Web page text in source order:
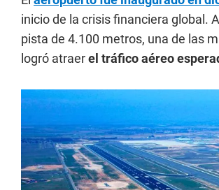
inicio de la crisis financiera global.
pista de 4.100 metros, una de las
logró atraerel tráfico aéreo